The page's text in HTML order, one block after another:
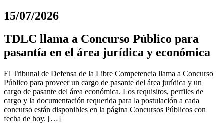
15/07/2026
TDLC llama a Concurso Público para
pasantía en el área jurídica y económica
El Tribunal de Defensa de la Libre Competencia llama a Concurso
Público para proveer un cargo de pasante del área jurídica y un
cargo de pasante del área económica. Los requisitos, perfiles de
cargo y la documentación requerida para la postulación a cada
concurso están disponibles en la página Concursos Públicos con
fecha de hoy. […]